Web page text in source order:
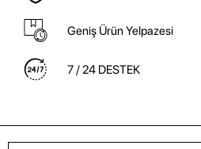
Geniş Ürün Yelpazesi
7 / 24 DESTEK